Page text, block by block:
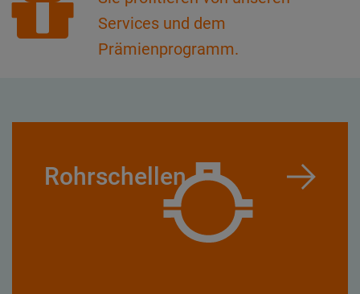
Services und dem
Prämienprogramm.
Rohrschellen